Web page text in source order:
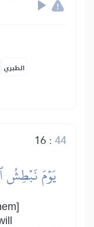
الطبري
16:44
يَوۡمَ نَبۡطِشُ